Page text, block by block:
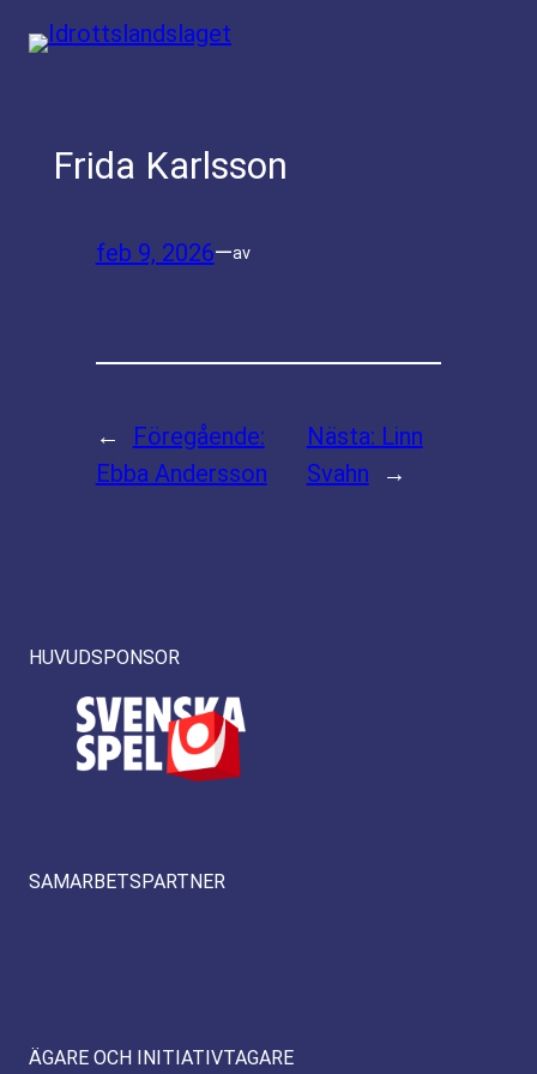
Hoppa
Frida Karlsson
feb 9, 2026—av
←
Föregående:
Ebba Andersson
Nästa: Linn
Svahn
→
HUVUDSPONSOR
SAMARBETSPARTNER
ÄGARE OCH INITIATIVTAGARE